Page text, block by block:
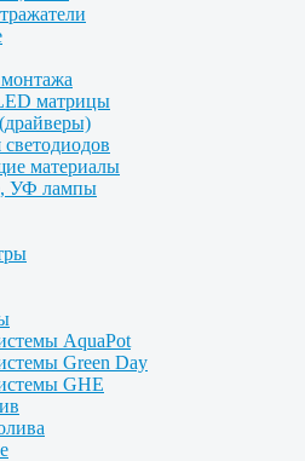
матрицы
материалы
УФ лампы
AquaPot
Green Day
GHE